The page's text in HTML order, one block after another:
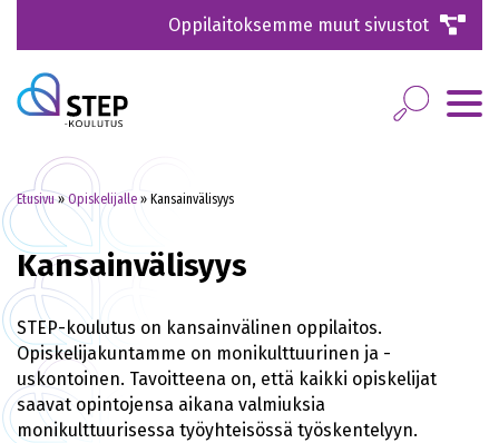
Oppilaitoksemme muut sivustot
Etusivu»Opiskelijalle » Kansainvälisyys
Kansainvälisyys
STEP-koulutus on kansainvälinen oppilaitos.
Opiskelijakuntamme on monikulttuurinen ja -
uskontoinen. Tavoitteena on, että kaikki opiskelijat
saavat opintojensa aikana valmiuksia
monikulttuurisessa työyhteisössä työskentelyyn.